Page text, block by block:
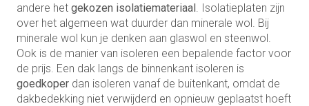
andere het gekozen isolatiemateriaal . Isolatieplaten zijn
over het algemeen wat duurder dan minerale wol. Bij
minerale wol kun je denken aan glaswol en steenwol.
Ook is de manier van isoleren een bepalende factor voor
de prijs. Een dak langs de binnenkant isoleren is
goedkoper dan isoleren vanaf de buitenkant, omdat de
dakbedekking niet verwijderd en opnieuw geplaatst hoeft